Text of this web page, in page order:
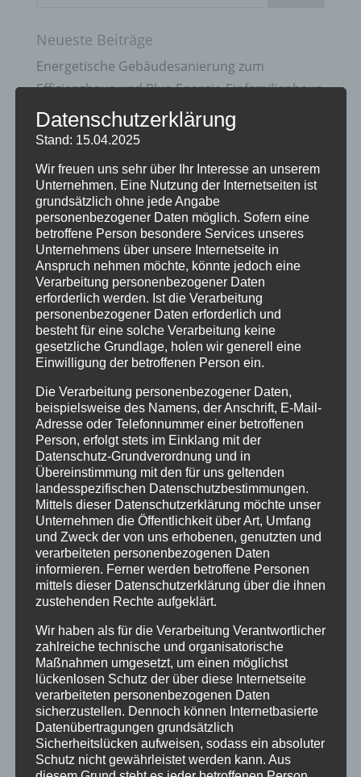
Neueste Beiträge
Energetische Gebäudesanierung zum
Effizienzhaus und Plus-Energie-Einfamilienhaus
Zukunftsorientierte Heiztechnik und Nutzung
erneuerbare Energien
20 Jahre Erzgruben Burgberg –
Jubiläumssommer mit vielen besonderen
Erlebnissen
Halbzeit im Mikrozensus
Burgberger Dorfabende
Kategorien
Allgemein
Amtliche Bekanntmachungen
Bürgerinformationen
Fortbildungen
Klimaschutz Best Practice
Startseite
Veranstaltungen
Stichwörter
2024 agathazell Aktion Allgäu alpsee-grünten
Bekanntmachung Brauchtum burgberg
Burgberg im Allgäu burgentage Bürger Bürgerbüro
Bürgerinfo bürgermeister corona Dorfplatz
ehrung Gemeinde Gemeinde Burgberg
gemeinderat Gesucht Grünten Grüntenhalle
Datenschutzerklärung
Stand: 15.04.2025
Wir freuen uns sehr über Ihr Interesse an unserem
Unternehmen. Eine Nutzung der Internetseiten ist
grundsätzlich ohne jede Angabe
personenbezogener Daten möglich. Sofern eine
betroffene Person besondere Services unseres
Unternehmens über unsere Internetseite in
Anspruch nehmen möchte, könnte jedoch eine
Verarbeitung personenbezogener Daten
erforderlich werden. Ist die Verarbeitung
personenbezogener Daten erforderlich und
besteht für eine solche Verarbeitung keine
gesetzliche Grundlage, holen wir generell eine
Einwilligung der betroffenen Person ein.
Die Verarbeitung personenbezogener Daten,
beispielsweise des Namens, der Anschrift, E-Mail-
Adresse oder Telefonnummer einer betroffenen
Person, erfolgt stets im Einklang mit der
Datenschutz-Grundverordnung und in
Übereinstimmung mit den für uns geltenden
landesspezifischen Datenschutzbestimmungen.
Mittels dieser Datenschutzerklärung möchte unser
Unternehmen die Öffentlichkeit über Art, Umfang
und Zweck der von uns erhobenen, genutzten und
verarbeiteten personenbezogenen Daten
informieren. Ferner werden betroffene Personen
mittels dieser Datenschutzerklärung über die ihnen
zustehenden Rechte aufgeklärt.
Wir haben als für die Verarbeitung Verantwortlicher
zahlreiche technische und organisatorische
Maßnahmen umgesetzt, um einen möglichst
lückenlosen Schutz der über diese Internetseite
verarbeiteten personenbezogenen Daten
sicherzustellen. Dennoch können Internetbasierte
Datenübertragungen grundsätzlich
Sicherheitslücken aufweisen, sodass ein absoluter
Schutz nicht gewährleistet werden kann. Aus